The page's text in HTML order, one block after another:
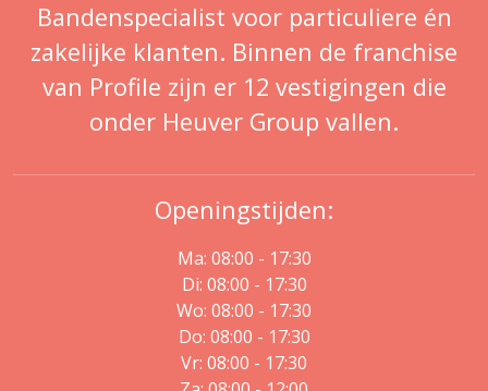
Bandenspecialist voor particuliere én
zakelijke klanten. Binnen de franchise
van Profile zijn er 12 vestigingen die
onder Heuver Group vallen.
Openingstijden:
Ma: 08:00 - 17:30
Di: 08:00 - 17:30
Wo: 08:00 - 17:30
Do: 08:00 - 17:30
Vr: 08:00 - 17:30